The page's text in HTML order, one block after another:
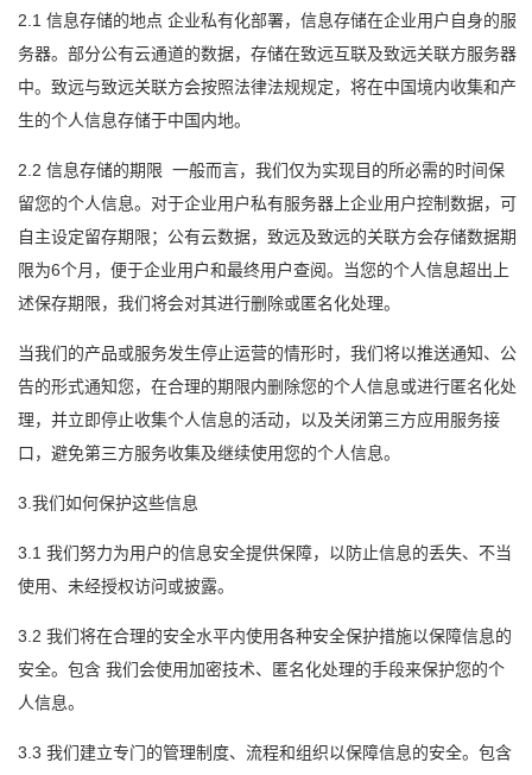
2.1 信息存储的地点 企业私有化部署，信息存储在企业用户自身的服
务器。部分公有云通道的数据，存储在致远互联及致远关联方服务器
中。致远与致远关联方会按照法律法规规定，将在中国境内收集和产
生的个人信息存储于中国内地。
2.2 信息存储的期限 一般而言，我们仅为实现目的所必需的时间保
留您的个人信息。对于企业用户私有服务器上企业用户控制数据，可
自主设定留存期限；公有云数据，致远及致远的关联方会存储数据期
限为6个月，便于企业用户和最终用户查阅。当您的个人信息超出上
述保存期限，我们将会对其进行删除或匿名化处理。
当我们的产品或服务发生停止运营的情形时，我们将以推送通知、公
告的形式通知您，在合理的期限内删除您的个人信息或进行匿名化处
理，并立即停止收集个人信息的活动，以及关闭第三方应用服务接
口，避免第三方服务收集及继续使用您的个人信息。
3.我们如何保护这些信息
3.1 我们努力为用户的信息安全提供保障，以防止信息的丢失、不当
使用、未经授权访问或披露。
3.2 我们将在合理的安全水平内使用各种安全保护措施以保障信息的
安全。包含 我们会使用加密技术、匿名化处理的手段来保护您的个
人信息。
3.3 我们建立专门的管理制度、流程和组织以保障信息的安全。包含